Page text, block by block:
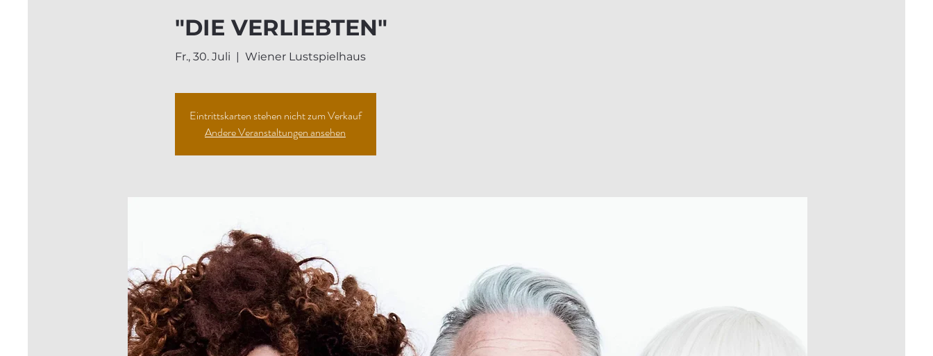
"DIE VERLIEBTEN"
Fr., 30. Juli
  |
Wiener Lustspielhaus
Eintrittskarten stehen nicht zum Verkauf
Andere Veranstaltungen ansehen